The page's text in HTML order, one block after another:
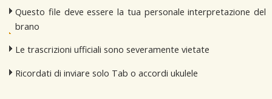
Questo file deve essere la tua personale interpretazione del
brano
Le trascrizioni ufficiali sono severamente vietate
Ricordati di inviare solo Tab o accordi ukulele